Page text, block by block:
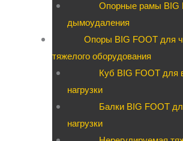
Опорные рамы BIG
дымоудаления
Опоры BIG FOOT для
тяжелого оборудования
Куб BIG FOOT для
нагрузки
Балки BIG FOOT
нагрузки